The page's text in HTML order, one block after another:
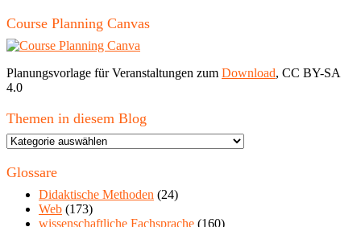
Course Planning Canvas
Planungsvorlage für Veranstaltungen zum Download, CC BY-SA
4.0
Themen in diesem Blog
Themen
diesem
Glossare
Didaktische Methoden (24)
Web (173)
wissenschaftliche Fachsprache (160)